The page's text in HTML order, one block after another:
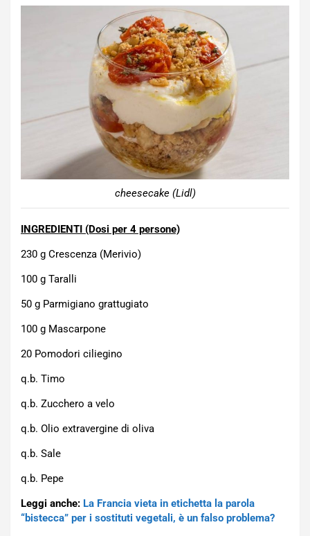
cheesecake (Lidl)
INGREDIENTI (Dosi per 4 persone)
230 g Crescenza (Merivio)
100 g Taralli
50 g Parmigiano grattugiato
100 g Mascarpone
20 Pomodori ciliegino
q.b. Timo
q.b. Zucchero a velo
q.b. Olio extravergine di oliva
q.b. Sale
q.b. Pepe
Leggi anche: La Francia vieta in etichetta la parola
“bistecca” per i sostituti vegetali, è un falso problema?